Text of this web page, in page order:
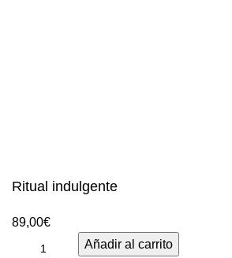
Ritual indulgente
89,00€
Añadir al carrito